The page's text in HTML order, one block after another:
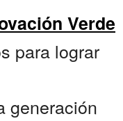
Verde
para lograr
generación